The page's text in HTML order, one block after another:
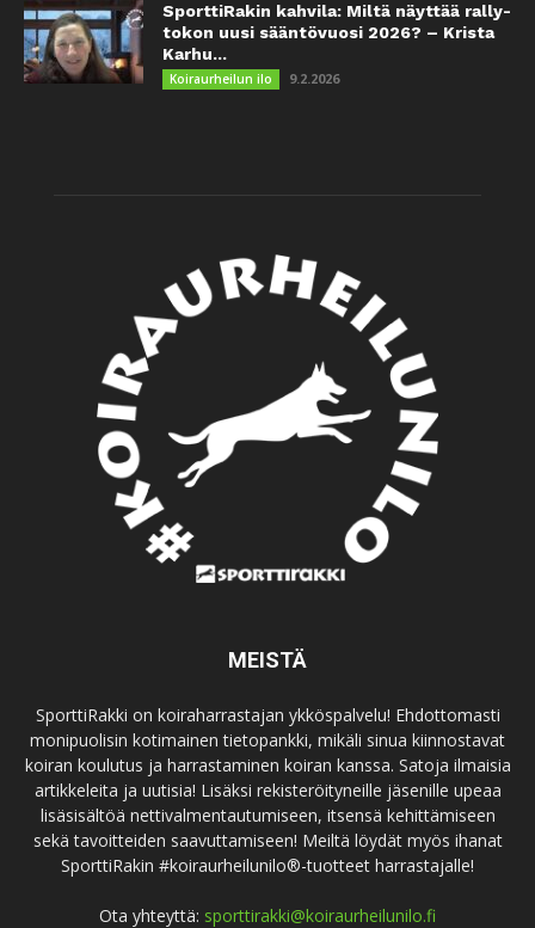
SporttiRakin kahvila: Miltä näyttää rally-
tokon uusi sääntövuosi 2026? – Krista
Karhu...
Koiraurheilun ilo 9.2.2026
MEISTÄ
SporttiRakki on koiraharrastajan ykköspalvelu! Ehdottomasti
monipuolisin kotimainen tietopankki, mikäli sinua kiinnostavat
koiran koulutus ja harrastaminen koiran kanssa. Satoja ilmaisia
artikkeleita ja uutisia! Lisäksi rekisteröityneille jäsenille upeaa
lisäsisältöä nettivalmentautumiseen, itsensä kehittämiseen
sekä tavoitteiden saavuttamiseen! Meiltä löydät myös ihanat
SporttiRakin #koiraurheilunilo®-tuotteet harrastajalle!
Ota yhteyttä: sporttirakki@koiraurheilunilo.fi